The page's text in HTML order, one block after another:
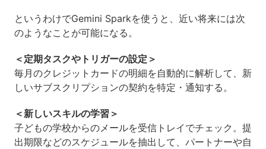
というわけでGemini Sparkを使うと、近い将来には次
のようなことが可能になる。
＜定期タスクやトリガーの設定＞
毎月のクレジットカードの明細を自動的に解析して、新
しいサブスクリプションの契約を特定・通知する。
＜新しいスキルの学習＞
子どもの学校からのメールを受信トレイでチェック。提
出期限などのスケジュールを抽出して、パートナーや自